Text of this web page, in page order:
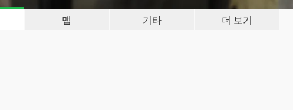
맵 기타 더 보기